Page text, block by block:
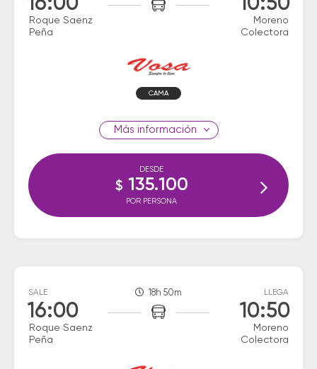
16:00
Roque Saenz
Peña
10:50
Moreno
Colectora
CAMA
información
DESDE
$ 135.100
POR PERSONA
SALE
16:00
Roque Saenz
Peña
18h 50m LLEGA
10:50
Moreno
Colectora